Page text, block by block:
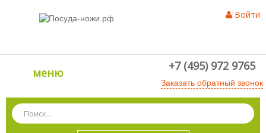
Войти
меню +7 (495) 972 9765
Заказать обратный звонок